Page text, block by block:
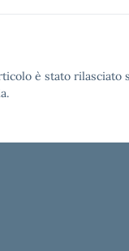
è stato rilasciato